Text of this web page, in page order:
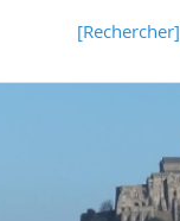
[Rechercher]